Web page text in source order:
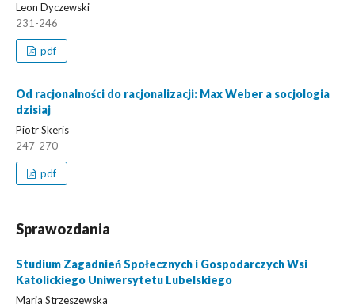
Leon Dyczewski
231-246
pdf
Od racjonalności do racjonalizacji: Max Weber a socjologia
dzisiaj
Piotr Skeris
247-270
pdf
Sprawozdania
Studium Zagadnień Społecznych i Gospodarczych Wsi
Katolickiego Uniwersytetu Lubelskiego
Maria Strzeszewska